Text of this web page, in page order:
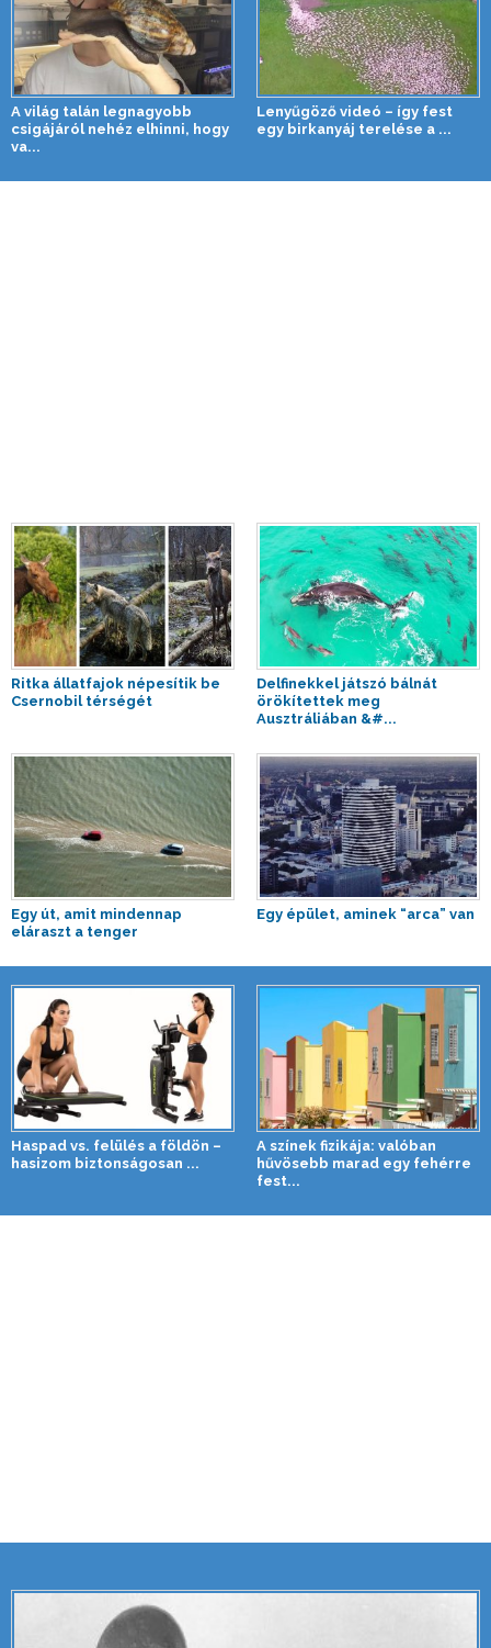
A világ talán legnagyobb
csigájáról nehéz elhinni, hogy
va...
Lenyűgöző videó – így fest
egy birkanyáj terelése a ...
Ritka állatfajok népesítik be
Csernobil térségét
Delfinekkel játszó bálnát
örökítettek meg
Ausztráliában &#...
Egy út, amit mindennap
eláraszt a tenger
Egy épület, aminek “arca” van
Haspad vs. felülés a földön –
hasizom biztonságosan ...
A színek fizikája: valóban
hűvösebb marad egy fehérre
fest...